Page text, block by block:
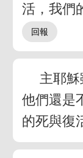
活，我們
主耶
他們還是
的死與復